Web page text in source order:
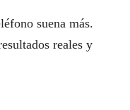
suena más.
reales y